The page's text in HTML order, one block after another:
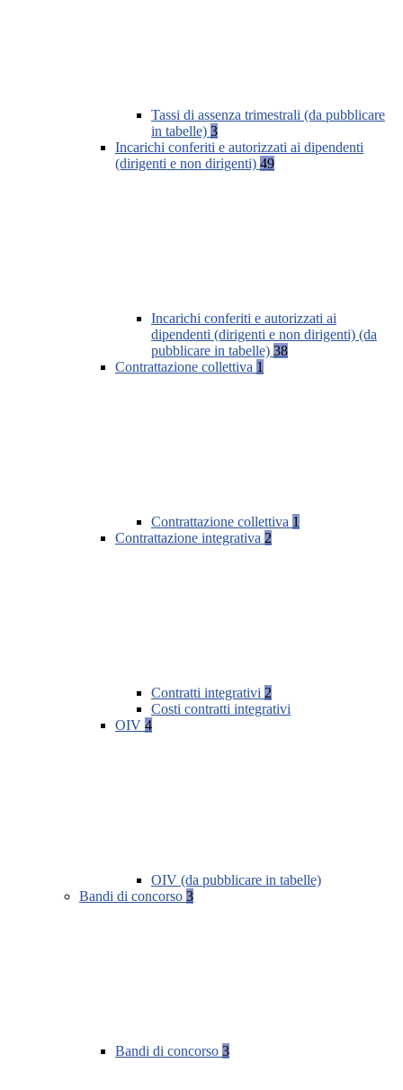
Tassi di assenza trimestrali (da pubblicare
in tabelle) 3
Incarichi conferiti e autorizzati ai dipendenti
(dirigenti e non dirigenti) 49
Incarichi conferiti e autorizzati ai
dipendenti (dirigenti e non dirigenti) (da
pubblicare in tabelle) 38
Contrattazione collettiva 1
Contrattazione collettiva 1
Contrattazione integrativa 2
Contratti integrativi 2
Costi contratti integrativi
OIV 4
OIV (da pubblicare in tabelle)
Bandi di concorso 3
Bandi di concorso 3